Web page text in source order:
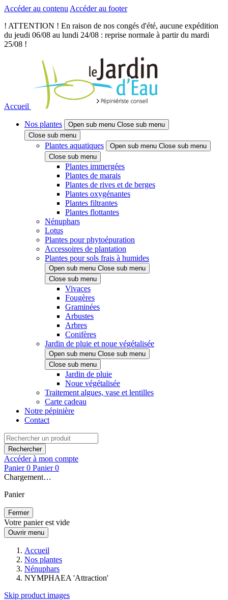
Accéder au contenu Accéder au footer
! ATTENTION ! En raison de nos congés d'été, aucune expédition
du jeudi 06/08 au lundi 24/08 : reprise normale à partir du mardi
25/08 !
Accueil
Nos plantes Open sub menu Close sub menu
Close sub menu
Plantes aquatiques Open sub menu Close sub menu
Close sub menu
Plantes immergées
Plantes de marais
Plantes de rives et de berges
Plantes oxygénantes
Plantes filtrantes
Plantes flottantes
Nénuphars
Lotus
Plantes pour phytoépuration
Accessoires de plantation
Plantes pour sols frais à humides
Open sub menu Close sub menu
Close sub menu
Vivaces
Fougères
Graminées
Arbustes
Arbres
Conifères
Jardin de pluie et noue végétalisée
Open sub menu Close sub menu
Close sub menu
Jardin de pluie
Noue végétalisée
Traitement algues, vase et lentilles
Carte cadeau
Notre pépinière
Contact
Rechercher
Accéder à mon compte
Panier 0 Panier 0
Chargement…
Panier
Fermer
Votre panier est vide
Ouvrir menu
Accueil
Nos plantes
Nénuphars
NYMPHAEA 'Attraction'
Skip product images